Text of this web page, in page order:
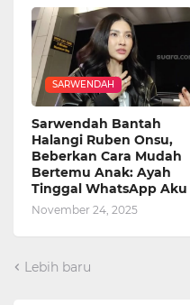
SARWENDAH
Sarwendah Bantah
Halangi Ruben Onsu,
Beberkan Cara Mudah
Bertemu Anak: Ayah
Tinggal WhatsApp Aku
November 24, 2025
Lebih baru